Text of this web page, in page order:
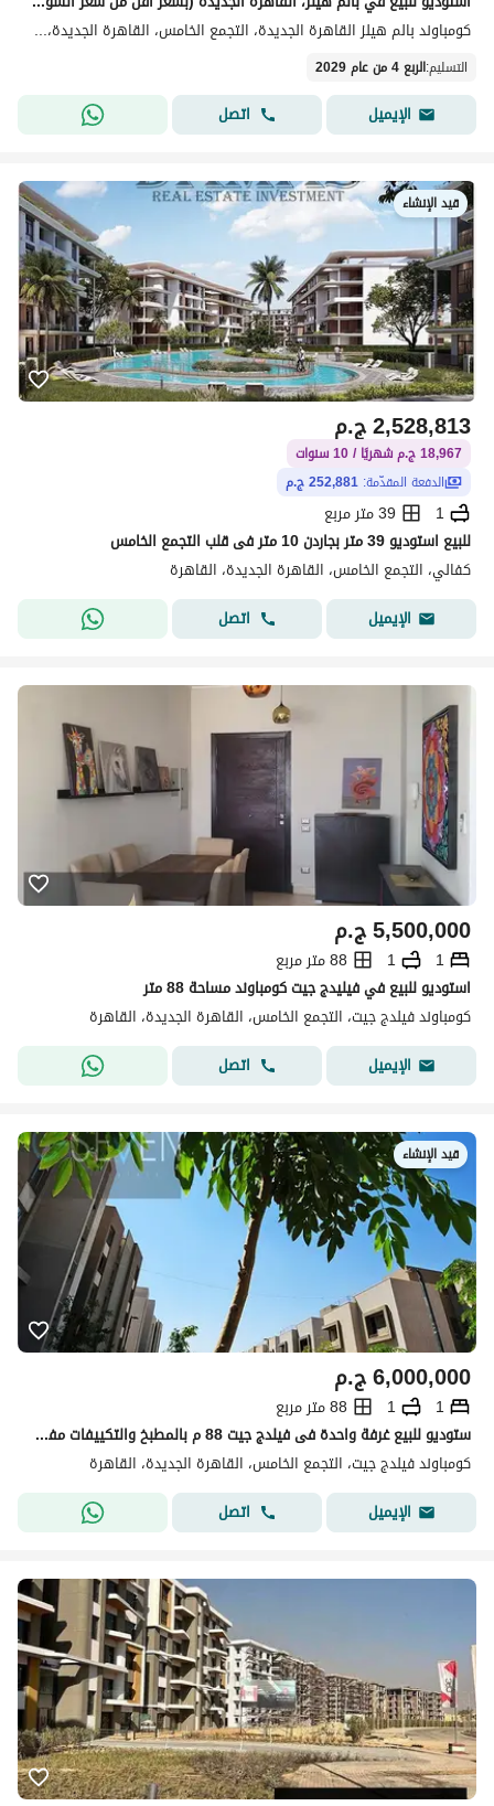
كومباوند بالم هيلز القاهرة الجديدة، التجمع الخامس، القاهرة الجديدة، القاهرة
التسليم:الربع 4 من عام 2029
الإيميل اتصل
قيد الإنشاء
ج.م2,528,813
18,967 ج.م شهريًا / 10 سنوات
الدفعة المقدّمة: 252,881 ج.م
1
39 متر مربع
للبيع استوديو 39 متر بجاردن 10 متر فى قلب التجمع الخامس
كفالي، التجمع الخامس، القاهرة الجديدة، القاهرة
الإيميل
اتصل
ج.م5,500,000
1
1
88 متر مربع
استوديو للبيع في فيليدج جيت كومباوند مساحة 88 متر
كومباوند فيلدج جيت، التجمع الخامس، القاهرة الجديدة، القاهرة
الإيميل
اتصل
قيد الإنشاء
ج.م6,000,000
1
1
88 متر مربع
ستوديو للبيع غرفة واحدة فى فيلدج جيت 88 م بالمطبخ والتكييفات مفروش ومتشطب
كومباوند فيلدج جيت، التجمع الخامس، القاهرة الجديدة، القاهرة
الإيميل
اتصل